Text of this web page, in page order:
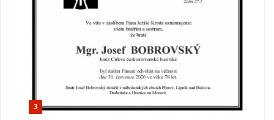
3